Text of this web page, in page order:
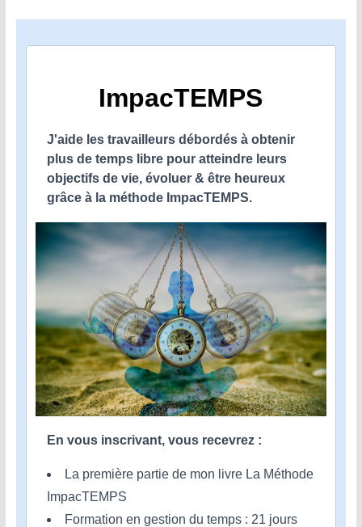
ImpacTEMPS
J'aide les travailleurs débordés à obtenir
plus de temps libre pour atteindre leurs
objectifs de vie, évoluer & être heureux
grâce à la méthode ImpacTEMPS.
En vous inscrivant, vous recevrez :
La première partie de mon livre La Méthode
ImpacTEMPS
Formation en gestion du temps : 21 jours